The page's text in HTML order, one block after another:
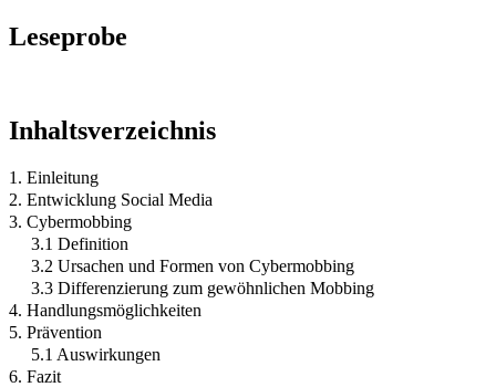
Leseprobe
Inhaltsverzeichnis
1. Einleitung
2. Entwicklung Social Media
3. Cybermobbing
3.1 Definition
3.2 Ursachen und Formen von Cybermobbing
3.3 Differenzierung zum gewöhnlichen Mobbing
4. Handlungsmöglichkeiten
5. Prävention
5.1 Auswirkungen
6. Fazit